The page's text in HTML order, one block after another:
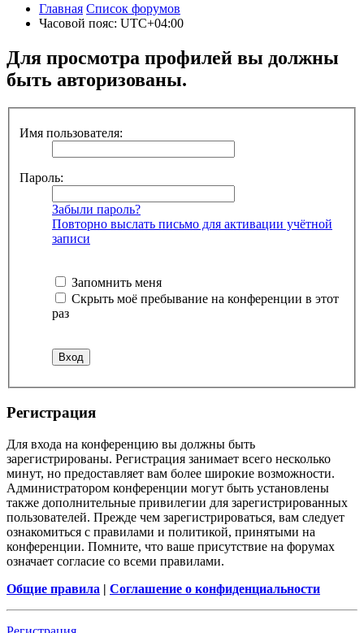
Главная Список форумов
Часовой пояс: UTC+04:00
Для просмотра профилей вы должны
быть авторизованы.
Имя пользователя:
Пароль:
Забыли пароль?
Повторно выслать письмо для активации учётной
записи
Запомнить меня
Скрыть моё пребывание на конференции в этот
раз
Регистрация
Для входа на конференцию вы должны быть
зарегистрированы. Регистрация занимает всего несколько
минут, но предоставляет вам более широкие возможности.
Администратором конференции могут быть установлены
также дополнительные привилегии для зарегистрированных
пользователей. Прежде чем зарегистрироваться, вам следует
ознакомиться с правилами и политикой, принятыми на
конференции. Помните, что ваше присутствие на форумах
означает согласие со всеми правилами.
Общие правила | Соглашение о конфиденциальности